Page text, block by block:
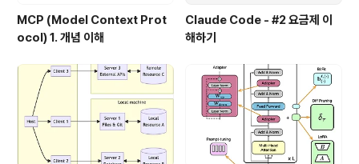
MCP (Model Context Prot
ocol) 1. 개념 이해
Claude Code - #2 요금제 이
해하기